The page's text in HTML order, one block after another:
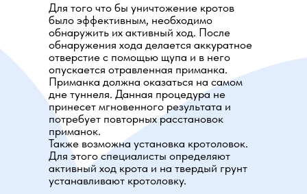
Для того что бы уничтожение кротов
было эффективным, необходимо
обнаружить их активный ход. После
обнаружения хода делается аккуратное
отверстие с помощью щупа и в него
опускается отравленная приманка.
Приманка должна оказаться на самом
дне туннеля. Данная процедура не
принесет мгновенного результата и
потребует повторных расстановок
приманок.
Также возможна установка кротоловок.
Для этого специалисты определяют
активный ход крота и на твердый грунт
устанавливают кротоловку.